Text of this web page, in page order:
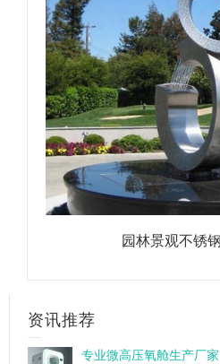
园林景观不锈
资讯推荐
专业微高压氧舱生产厂